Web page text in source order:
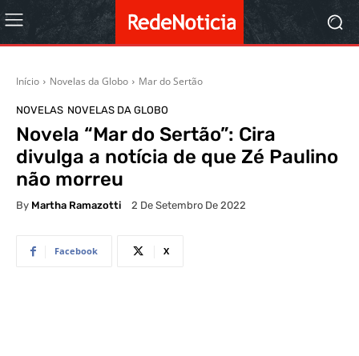
Início Novelas da Globo Mar do Sertão
NOVELAS NOVELAS DA GLOBO
Novela “Mar do Sertão”: Cira
divulga a notícia de que Zé Paulino
não morreu
By Martha Ramazotti 2 De Setembro De 2022
Facebook X